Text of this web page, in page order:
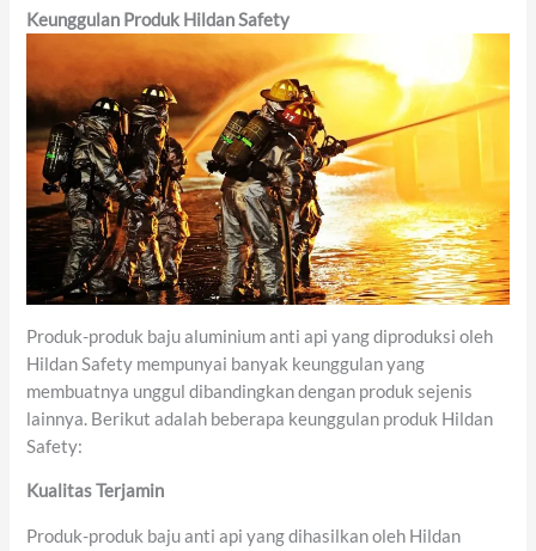
Keunggulan Produk Hildan Safety
Produk-produk baju aluminium anti api yang diproduksi oleh
Hildan Safety mempunyai banyak keunggulan yang
membuatnya unggul dibandingkan dengan produk sejenis
lainnya. Berikut adalah beberapa keunggulan produk Hildan
Safety:
Kualitas Terjamin
Produk-produk baju anti api yang dihasilkan oleh Hildan